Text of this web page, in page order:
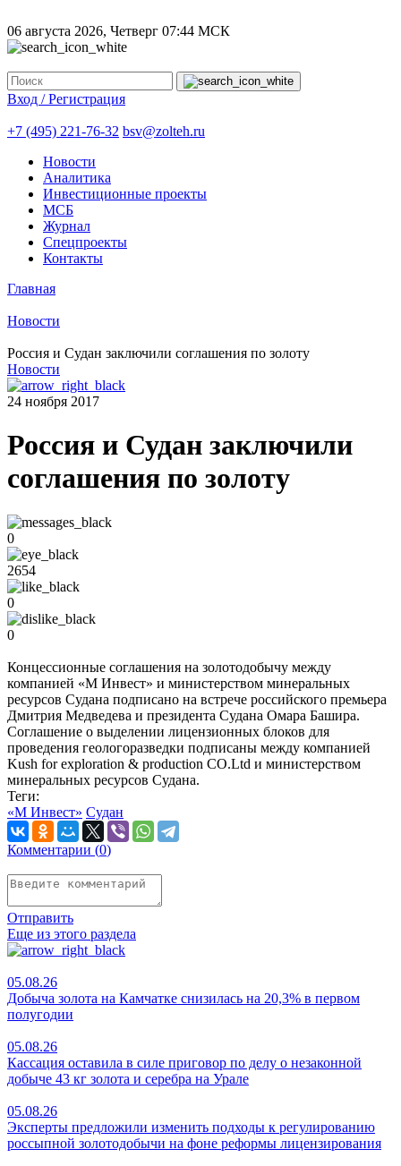
06 августа 2026, Четверг 07:44 МСК
Вход / Регистрация
+7 (495) 221-76-32 bsv@zolteh.ru
Новости
Аналитика
Инвестиционные проекты
МСБ
Журнал
Спецпроекты
Контакты
Главная
Новости
Россия и Судан заключили соглашения по золоту
Новости
24 ноября 2017
Россия и Судан заключили
соглашения по золоту
0
2654
0
0
Концессионные соглашения на золотодобычу между
компанией «М Инвест» и министерством минеральных
ресурсов Судана подписано на встрече российского премьера
Дмитрия Медведева и президента Судана Омара Башира.
Соглашение о выделении лицензионных блоков для
проведения геологоразведки подписаны между компанией
Kush for exploration & production CO.Ltd и министерством
минеральных ресурсов Судана.
Теги:
«М Инвест» Судан
Комментарии (0)
Отправить
Еще из этого раздела
05.08.26
Добыча золота на Камчатке снизилась на 20,3% в первом
полугодии
05.08.26
Кассация оставила в силе приговор по делу о незаконной
добыче 43 кг золота и серебра на Урале
05.08.26
Эксперты предложили изменить подходы к регулированию
россыпной золотодобычи на фоне реформы лицензирования